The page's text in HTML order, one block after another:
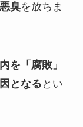
臭を放ちま
を「腐敗」
となる とい